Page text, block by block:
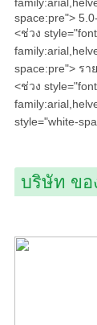
space:pre">
<ช่วง
space:pre"> รา
<ช่วง
style="white-
บริษัท ขอ